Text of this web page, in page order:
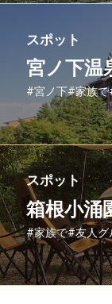
スポット
宮ノ下温
#宮ノ下#家族で
スポット
箱根小涌
#家族で#友人グ